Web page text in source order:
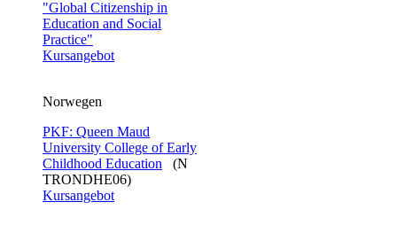
"Global Citizenship in
Education and Social
Practice"
Kursangebot
Norwegen
PKF: Queen Maud
University College of Early
Childhood Education (N
TRONDHE06)
Kursangebot